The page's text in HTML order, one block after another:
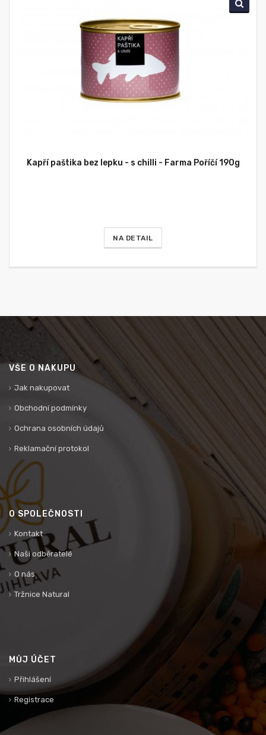
Kapří paštika bez lepku - s chilli - Farma Poříčí 190g
NA DETAIL
VŠE O NÁKUPU
Jak nakupovat
Obchodní podmínky
Ochrana osobních údajů
Reklamační protokol
O SPOLEČNOSTI
Kontakt
Naši odběratelé
O nás
Tržnice Natural
MŮJ ÚČET
Přihlášení
Registrace